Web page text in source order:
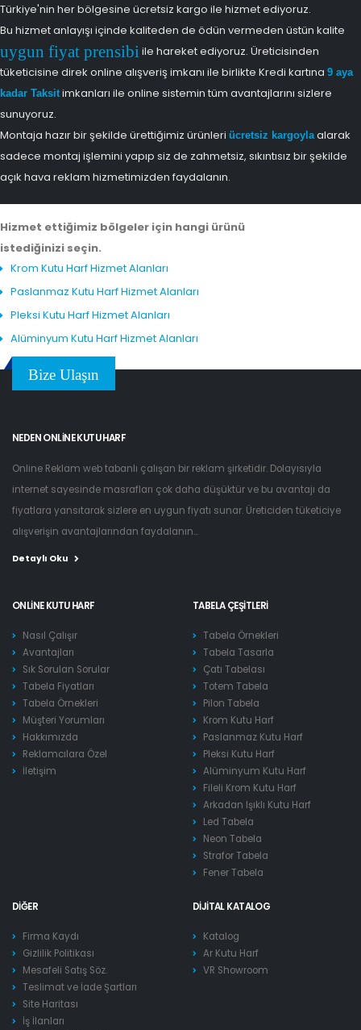
Türkiye'nin her bölgesine ücretsiz kargo ile hizmet ediyoruz.
Bu hizmet anlayışı içinde kaliteden de ödün vermeden üstün kalite
uygun fiyat prensibi ile hareket ediyoruz. Üreticisinden
tüketicisine direk online alışveriş imkanı ile birlikte Kredi kartına 9 aya
kadar Taksitimkanları ile online sistemin tüm avantajlarını sizlere
sunuyoruz.
Montaja hazır bir şekilde ürettiğimiz ürünleri ücretsiz kargoylaalarak
sadece montaj işlemini yapıp siz de zahmetsiz, sıkıntısız bir şekilde
açık hava reklam hizmetimizden faydalanın.
Hizmet ettiğimiz bölgeler için hangi ürünü
istediğinizi seçin.
Krom Kutu Harf Hizmet Alanları
Paslanmaz Kutu Harf Hizmet Alanları
Pleksi Kutu Harf Hizmet Alanları
Alüminyum Kutu Harf Hizmet Alanları
Bize Ulaşın
NEDEN ONLINE KUTU HARF
Online Reklam web tabanlı çalışan bir reklam şirketidir. Dolayısıyla
internet sayesinde masrafları çok daha düşüktür ve bu avantajı da
fiyatlara yansıtarak sizlere en uygun fiyatı sunar. Üreticiden tüketiciye
alışverişin avantajlarından faydalanın...
Detaylı Oku
ONLINE KUTU HARF
Nasıl Çalışır
Avantajları
Sık Sorulan Sorular
Tabela Fiyatları
Tabela Örnekleri
Müşteri Yorumları
Hakkımızda
Reklamcılara Özel
İletişim
TABELA ÇEŞITLERI
Tabela Örnekleri
Tabela Tasarla
Çatı Tabelası
Totem Tabela
Pilon Tabela
Krom Kutu Harf
Paslanmaz Kutu Harf
Pleksi Kutu Harf
Alüminyum Kutu Harf
Fileli Krom Kutu Harf
Arkadan Işıklı Kutu Harf
Led Tabela
Neon Tabela
Strafor Tabela
Fener Tabela
DIĞER
Firma Kaydı
Gizlilik Politikası
Mesafeli Satış Söz.
Teslimat ve İade Şartları
Site Haritası
İş İlanları
DIJITAL KATALOG
Katalog
Ar Kutu Harf
VR Showroom